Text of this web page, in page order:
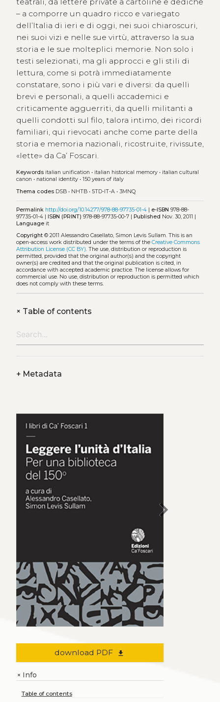
– a comporre un quadro ricco e variegato
dell’Italia di ieri e di oggi, nei suoi chiaroscuri,
nei suoi vizi e nelle sue virtù, attraverso la sua
storia e le sue molteplici memorie. Non solo i
testi selezionati, ma gli approcci e gli stili di
lettura, come si potrà immediatamente
constatare, sono i più vari e diversi: da quelli
brevi e personali, a quelli accademici e
criticamente agguerriti, da quelli militanti a
quelli condotti sul filo, talora intimo, dei ricordi
familiari, qui rievocati anche come parte della
storia e memoria nazionali, ricostruite, rivissute,
«lette» da Ca’ Foscari.
Keywords italian unification • italian historical memory• italian cultural
canon • national identity• 150 years of italy
Thema codes DSB• NHTB• 5TD-IT-A• 3MNQ
Permalink http://doi.org/10.14277/978-88-97735-01-4| e-ISBN 978-88-
97735-01-4 | ISBN (PRINT) 978-88-97735-00-7 | Published Nov. 30, 2011 |
Languageit
Copyright© 2011 Alessandro Casellato, Simon Levis Sullam. This is an
open-access work distributed under the terms of the Creative Commons
Attribution License (CC BY). The use, distribution or reproduction is
permitted, provided that the original author(s) and the copyright
owner(s) are credited and that the original publication is cited, in
accordance with accepted academic practice. The license allows for
commercial use. No use, distribution or reproduction is permitted which
does not comply with these terms.
+Table of contents
+Metadata
chevron_right
download PDF file_download
+Info
Table of contents